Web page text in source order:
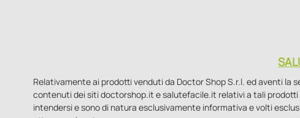
Relativamente ai prodotti venduti da Doctor Shop S.r.l. ed aventi
contenuti dei siti doctorshop.it e salutefacile.it relativi a tali
intendersi e sono di natura esclusivamente informativa e volti